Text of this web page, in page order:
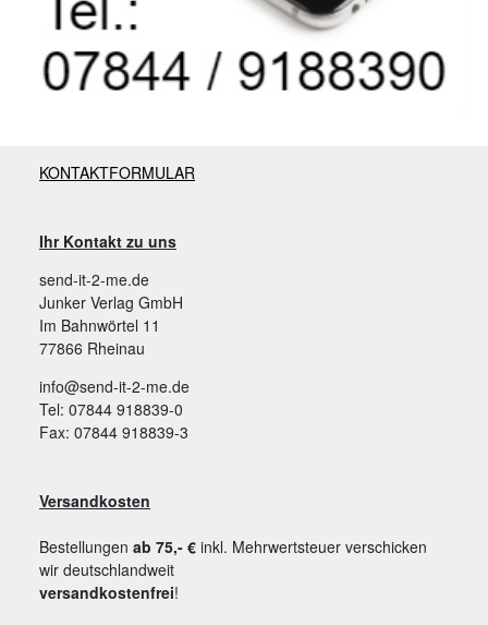
KONTAKTFORMULAR
Ihr Kontakt zu uns
send-it-2-me.de
Junker Verlag GmbH
Im Bahnwörtel 11
77866 Rheinau
info@send-it-2-me.de
Tel: 07844 918839-0
Fax: 07844 918839-3
Versandkosten
Bestellungen ab 75,- € inkl. Mehrwertsteuer verschicken
wir deutschlandweit
versandkostenfrei!